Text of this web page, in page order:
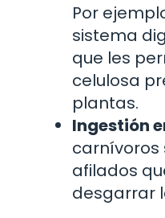
Por
sistema
que les
celulosa
plantas.
Ingestión
carnívoros
afilados
desgarrar